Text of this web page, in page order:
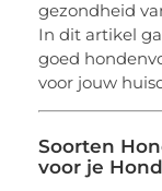
gezondheid
In dit artikel
goed
voor jouw
Soorten
voor je